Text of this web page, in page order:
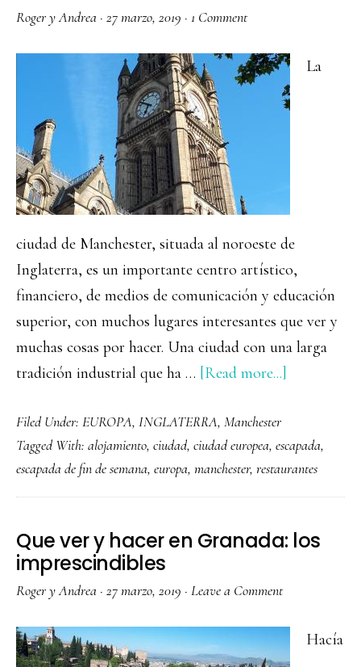
Roger y Andrea · 27 marzo, 2019 · 1 Comment
La
ciudad de Manchester, situada al noroeste de
Inglaterra, es un importante centro artístico,
financiero, de medios de comunicación y educación
superior, con muchos lugares interesantes que ver y
muchas cosas por hacer. Una ciudad con una larga
tradición industrial que ha … [Read more...]
de
Manchester:
que
ver
2
días
Filed Under: EUROPA, INGLATERRA, Manchester
Tagged With: alojamiento, ciudad, ciudad europea, escapada,
escapada de fin de semana, europa, manchester, restaurantes
Que ver y hacer en Granada: los
imprescindibles
Roger y Andrea · 27 marzo, 2019 · Leave a Comment
Hacía